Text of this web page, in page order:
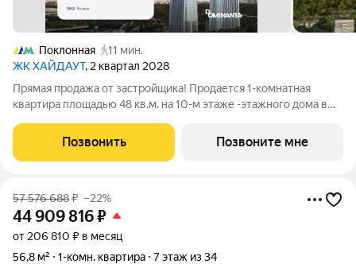
Поклонная
11 мин.
ЖК ХАЙДАУТ, 2 квартал 2028
Прямая продажа от застройщика! Продается 1-комнатная
квартира площадью 48 кв.м. на 10-м этаже -этажного дома в
Победы, Долина реки Сетунь, МГУ, Москва-Сити, Воробьевы
горы. Высота потолков 3,25 м.
Позвонить Позвоните мне
57 576 688₽ –22%
44 909 816₽
от 206 810 ₽ в месяц
56,8 м²
1-комн. квартира 7 этаж из 34